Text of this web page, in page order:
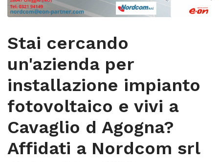
Stai cercando
un'azienda per
installazione impianto
fotovoltaico e vivi a
Cavaglio d Agogna?
Affidati a Nordcom srl